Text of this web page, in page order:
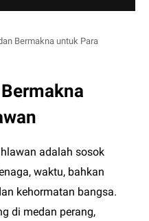
Bermakna untuk Para
adalah sosok
waktu, bahkan
kehormatan bangsa.
di medan perang,